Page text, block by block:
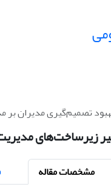
تصمیم‌گیری مدیران بر
زیرساخت‌های
مشخصات مقاله